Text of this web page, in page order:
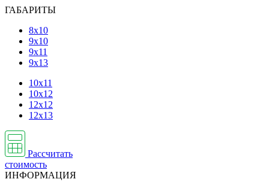
ГАБАРИТЫ
8х10
9х10
9х11
9х13
10х11
10х12
12х12
12х13
Рассчитать
стоимость
ИНФОРМАЦИЯ